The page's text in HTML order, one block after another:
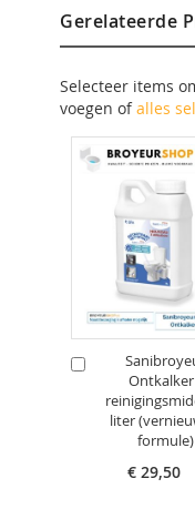
Gerelateerde
Selecteer items
voegen ofalles
liter
formule)
€ 29,50
Winkelwagen